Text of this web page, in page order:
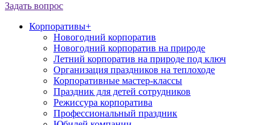
Задать вопрос
Корпоративы+
Новогодний корпоратив
Новогодний корпоратив на природе
Летний корпоратив на природе под ключ
Организация праздников на теплоходе
Корпоративные мастер-классы
Праздник для детей сотрудников
Режиссура корпоратива
Профессиональный праздник